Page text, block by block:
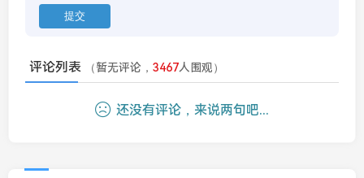
评论列表 （暂无评论， 3467人围观）
还没有评论，来说两句吧...